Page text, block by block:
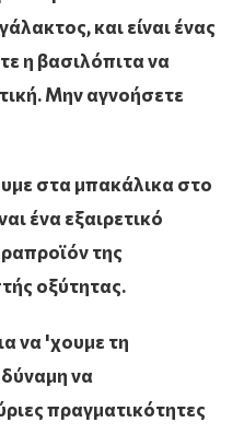
και είναι ένας
η βασιλόπιτα να
Μην αγνοήσετε
στα μπακάλικα στο
ένα εξαιρετικό
της
οξύτητας.
να 'χουμε τη
να
πραγματικότητες